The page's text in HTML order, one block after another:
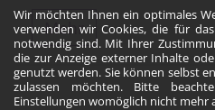
Wir möchten Ihnen ein optimales
verwenden wir Cookies, die für
notwendig sind. Mit Ihrer
die zur Anzeige externer Inhalte
genutzt werden. Sie können selbst
zulassen möchten. Bitte
Einstellungen womöglich nicht mehr
Mehr